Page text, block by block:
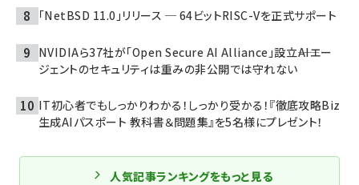
「NetBSD 11.0」リリース ─ 64ビットRISC-Vを正式サポート
NVIDIAら37社が「Open Secure AI Alliance」設立――AIエー
ジェントのセキュリティは重みの非公開では守れない
IT初心者でもしっかりわかる！しっかり受かる！『徹底攻略Biz
生成AIパスポート 教科書＆問題集』を5名様にプレゼント！
人気記事ランキングをもっと見る